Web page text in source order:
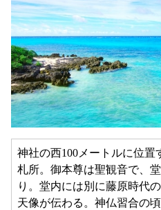
神社の西100メートルに位置
札所。御本尊は聖観音で、
り。堂内には別に藤原時代
天像が伝わる。神仏習合の